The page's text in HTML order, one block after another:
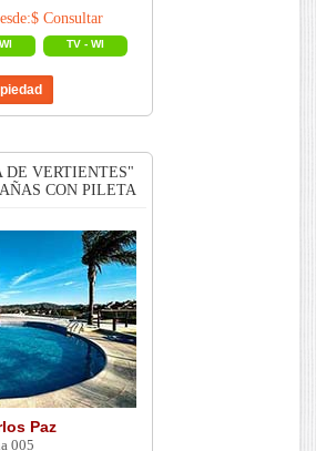
Consultar
TV - WI
DE VERTIENTES"
CON PILETA
Paz
005